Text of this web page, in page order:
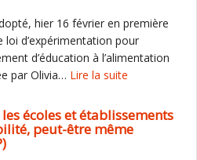
hier 16 février en première
d’expérimentation pour
d’éducation à l’alimentation
par Olivia… Lire la suite
écoles et établissements
peut-être même